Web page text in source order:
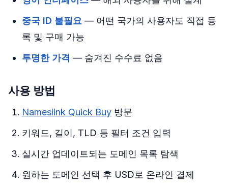
중국 ID 불필요 — 어떤 국가의 사용자도 직접 등
록 및 구매 가능
투명한 가격 — 숨겨진 수수료 없음
사용 방법
Nameslink Quick Buy 방문
키워드, 길이, TLD 등 필터 조건 입력
실시간 업데이트되는 도메인 목록 탐색
원하는 도메인 선택 후 USD로 온라인 결제